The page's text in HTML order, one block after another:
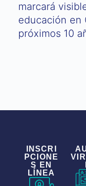
marcará
educación en
próximos 10
INSCRI
PCIONE
S EN
LÍNEA